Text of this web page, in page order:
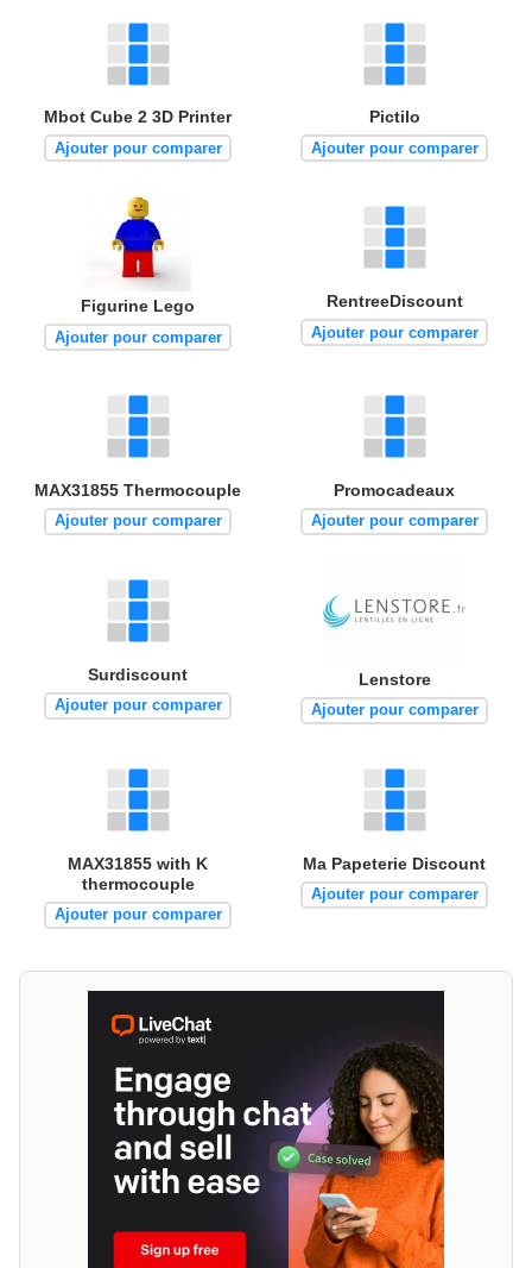
Mbot Cube 2 3D Printer
Ajouter pour comparer
Pictilo
Ajouter pour comparer
Figurine Lego
Ajouter pour comparer
RentreeDiscount
Ajouter pour comparer
MAX31855 Thermocouple
Ajouter pour comparer
Promocadeaux
Ajouter pour comparer
Surdiscount
Ajouter pour comparer
Lenstore
Ajouter pour comparer
MAX31855 with K
thermocouple
Ajouter pour comparer
Ma Papeterie Discount
Ajouter pour comparer